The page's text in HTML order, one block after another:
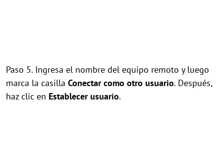
Paso 5. Ingresa el nombre del equipo remoto y luego
marca la casilla Conectar como otro usuario. Después,
haz clic en Establecer usuario.